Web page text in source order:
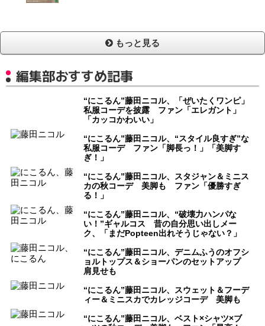
もっと見る
編集部おすすめ記事
“にこるん”藤田ニコル、「ぜいたくワンピ」
私服コーデを披露 ファン「エレガント」
「カッコかわいい」
“にこるん”藤田ニコル、“スタイル良すぎ”な
私服コーデ ファン「脚長っ！」「美脚す
ぎ！」
“にこるん”藤田ニコル、スタジャン＆ミニス
カの秋コーデ 美脚も ファン「優勝すぎ
る！」
“にこるん”藤田ニコル、“破壊力ハンパな
い！”ギャルコス 昔の自分思い出しメー
ク、「まだPopteen出れそうじゃない？」
“にこるん”藤田ニコル、デニムふうのオフシ
ョルトップス＆ショーパンのセットアップ
肩見せも
“にこるん”藤田ニコル、スウェット＆フーデ
ィー＆ミニスカでカレッジコーデ 美脚も
“にこるん”藤田ニコル、ベスト×シャツ×ブ